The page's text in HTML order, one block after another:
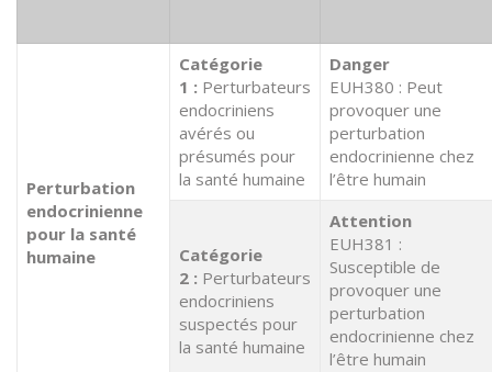
Perturbation
endocrinienne
pour la santé
humaine
Catégorie
1 : Perturbateurs
endocriniens
avérés ou
présumés pour
la santé humaine
Danger
EUH380 : Peut
provoquer une
perturbation
endocrinienne chez
l’être humain
Catégorie
2 : Perturbateurs
endocriniens
suspectés pour
la santé humaine
Attention
EUH381 :
Susceptible de
provoquer une
perturbation
endocrinienne chez
l’être humain